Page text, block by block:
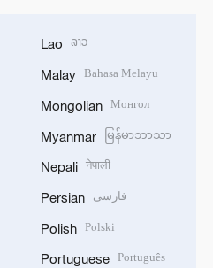
Lao ລາວ
Malay Bahasa Melayu
Mongolian Монгол
Myanmar မြန်မာဘာသာ
Nepali नेपाली
Persian فارسی
Polish Polski
Portuguese Português